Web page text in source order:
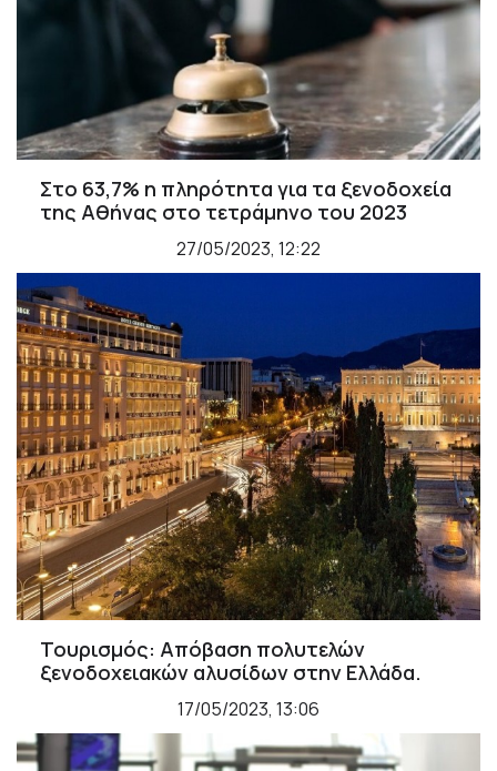
Στο 63,7% η πληρότητα για τα ξενοδοχεία
της Αθήνας στο τετράμηνο του 2023
27/05/2023, 12:22
Τουρισμός: Απόβαση πολυτελών
ξενοδοχειακών αλυσίδων στην Ελλάδα.
17/05/2023, 13:06